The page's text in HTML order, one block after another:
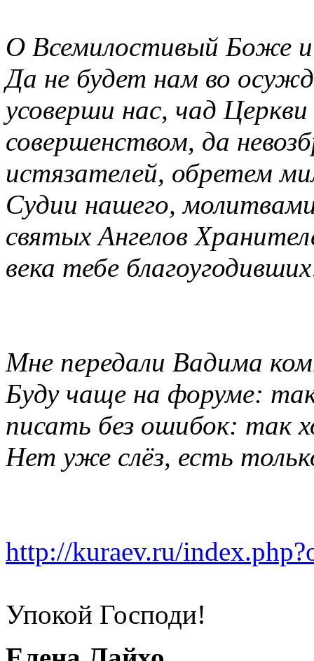
О Всемилостивый Боже
Да не будет нам во
усоверши нас, чад
совершенством, да
истязателей, обретем
Судии нашего,
святых Ангелов
века тебе
Мне передали Вадима
Буду чаще на форуме:
писать без ошибок: так
Нет уже слёз, есть
http://kuraev.ru/
Упокой Господи!